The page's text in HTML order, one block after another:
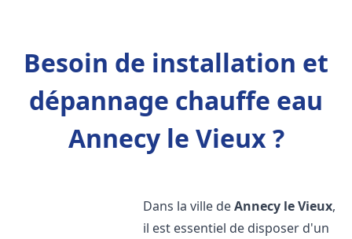
Besoin de installation et
dépannage chauffe eau
Annecy le Vieux ?
Dans la ville deAnnecy le Vieux,
il est essentiel de disposer d'un